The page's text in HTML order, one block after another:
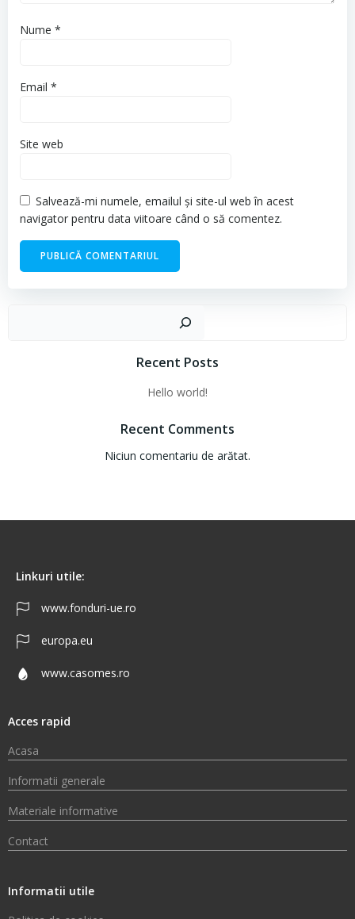
Nume *
Email *
Site web
Salvează-mi numele, emailul și site-ul web în acest
navigator pentru data viitoare când o să comentez.
Recent Posts
Hello world!
Recent Comments
Niciun comentariu de arătat.
Linkuri utile:
www.fonduri-ue.ro
europa.eu
www.casomes.ro
Acces rapid
Acasa
Informatii generale
Materiale informative
Contact
Informatii utile